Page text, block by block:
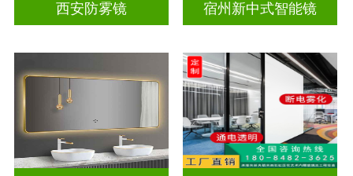
西安防雾镜 宿州新中式智能镜